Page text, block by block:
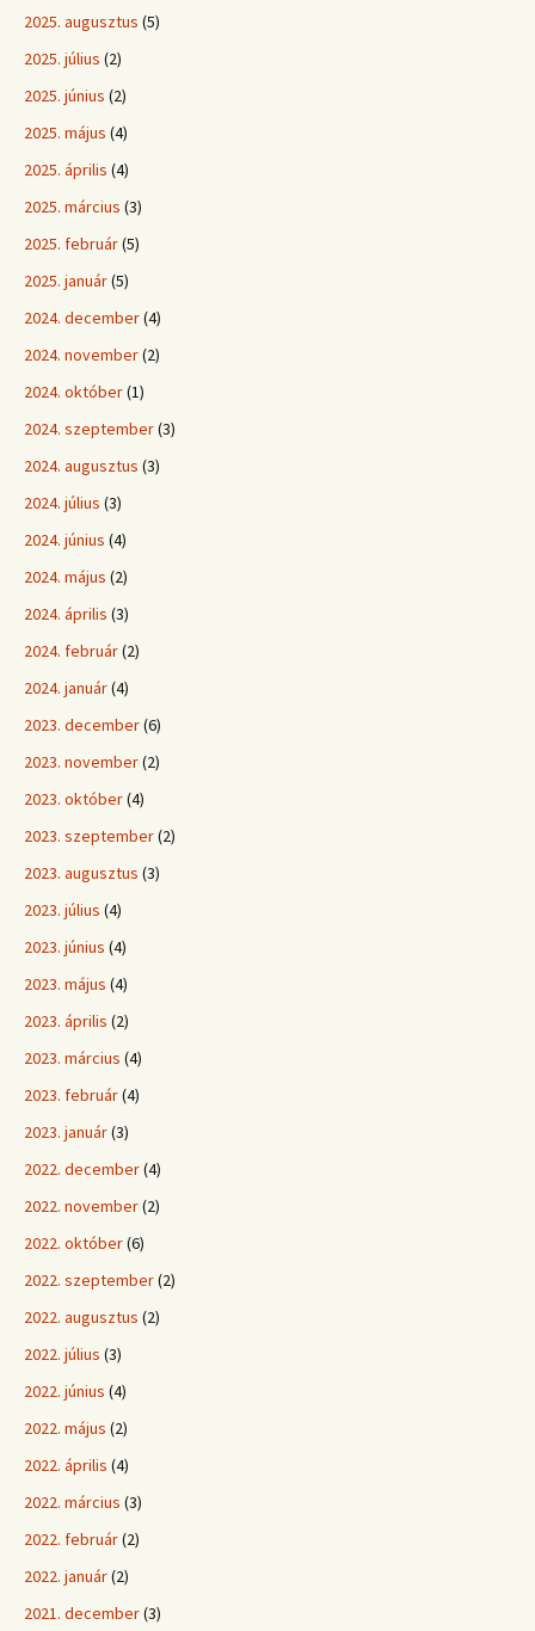
2025. augusztus (5)
2025. július (2)
2025. június (2)
2025. május (4)
2025. április (4)
2025. március (3)
2025. február(5)
2025. január(5)
2024. december(4)
2024. november(2)
2024. október(1)
2024. szeptember(3)
2024. augusztus (3)
2024. július (3)
2024. június (4)
2024. május (2)
2024. április (3)
2024. február(2)
2024. január(4)
2023. december(6)
2023. november(2)
2023. október(4)
2023. szeptember(2)
2023. augusztus (3)
2023. július (4)
2023. június (4)
2023. május (4)
2023. április (2)
2023. március (4)
2023. február(4)
2023. január(3)
2022. december(4)
2022. november(2)
2022. október(6)
2022. szeptember(2)
2022. augusztus (2)
2022. július (3)
2022. június (4)
2022. május (2)
2022. április (4)
2022. március (3)
2022. február(2)
2022. január(2)
2021. december(3)